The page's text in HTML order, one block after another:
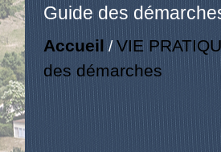
Guide des
Accueil /VIE
des démarches